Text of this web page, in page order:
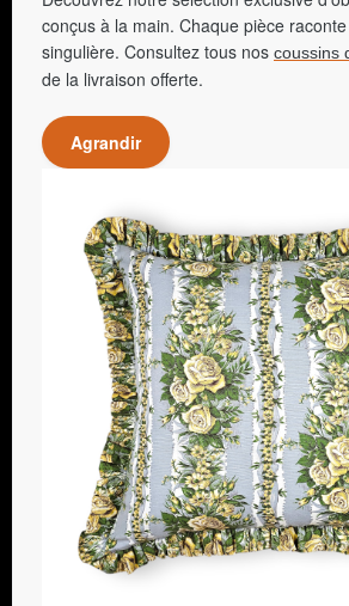
conçus à la main. Chaque pièce
singulière. Consultez tous nos coussins
de la livraison offerte.
Agrandir